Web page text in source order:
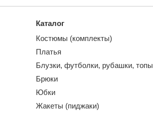
Каталог
Костюмы (комплекты)
Платья
Блузки, футболки, рубашки, топы
Брюки
Юбки
Жакеты (пиджаки)